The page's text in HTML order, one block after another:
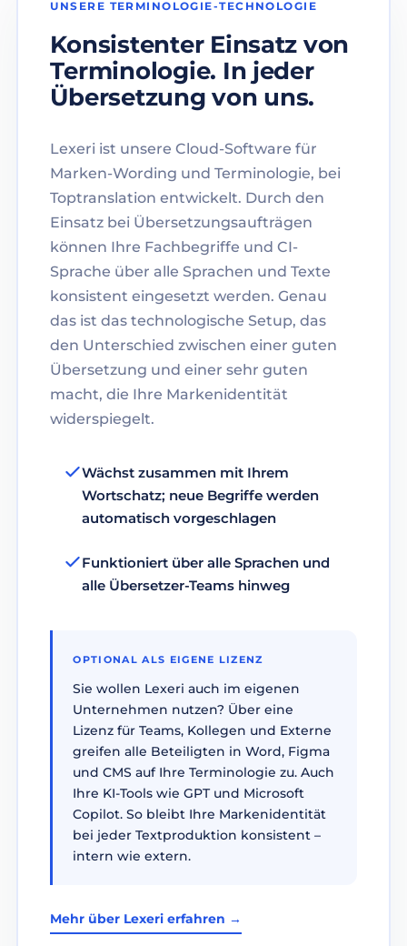
UNSERE TERMINOLOGIE-TECHNOLOGIE
Konsistenter Einsatz von
Terminologie. In jeder
Übersetzung von uns.
Lexeri ist unsere Cloud-Software für
Marken-Wording und Terminologie, bei
Toptranslation entwickelt. Durch den
Einsatz bei Übersetzungsaufträgen
können Ihre Fachbegriffe und CI-
Sprache über alle Sprachen und Texte
konsistent eingesetzt werden. Genau
das ist das technologische Setup, das
den Unterschied zwischen einer guten
Übersetzung und einer sehr guten
macht, die Ihre Markenidentität
widerspiegelt.
Wächst zusammen mit Ihrem
Wortschatz; neue Begriffe werden
automatisch vorgeschlagen
Funktioniert über alle Sprachen und
alle Übersetzer-Teams hinweg
OPTIONAL ALS EIGENE LIZENZ
Sie wollen Lexeri auch im eigenen
Unternehmen nutzen? Über eine
Lizenz für Teams, Kollegen und Externe
greifen alle Beteiligten in Word, Figma
und CMS auf Ihre Terminologie zu. Auch
Ihre KI-Tools wie GPT und Microsoft
Copilot. So bleibt Ihre Markenidentität
bei jeder Textproduktion konsistent –
intern wie extern.
Mehr über Lexeri erfahren →